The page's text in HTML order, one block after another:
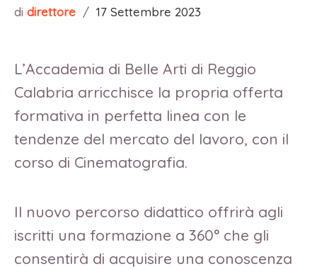
di direttore / 17 Settembre 2023
L’Accademia di Belle Arti di Reggio
Calabria arricchisce la propria offerta
formativa in perfetta linea con le
tendenze del mercato del lavoro, con il
corso di Cinematografia.
Il nuovo percorso didattico offrirà agli
iscritti una formazione a 360° che gli
consentirà di acquisire una conoscenza